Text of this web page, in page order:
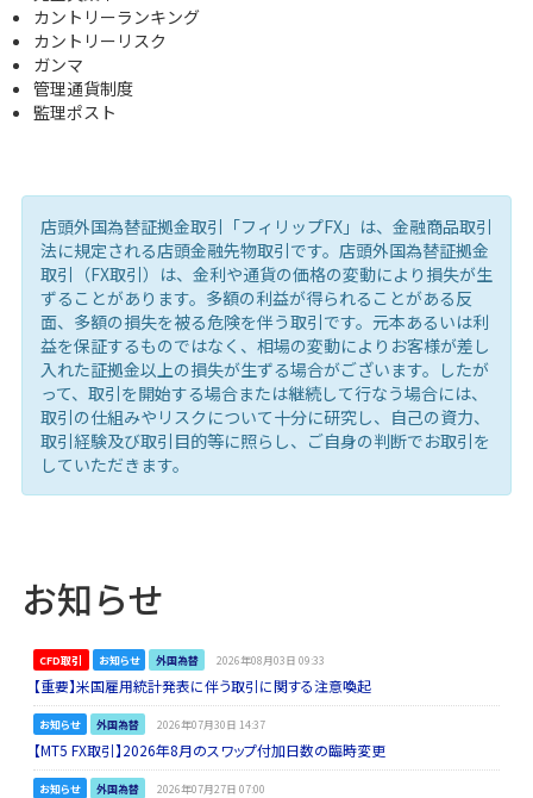
カントリーランキング
カントリーリスク
ガンマ
管理通貨制度
監理ポスト
店頭外国為替証拠金取引「フィリップFX」は、金融商品取引
法に規定される店頭金融先物取引です。店頭外国為替証拠金
取引（FX取引）は、金利や通貨の価格の変動により損失が生
ずることがあります。多額の利益が得られることがある反
面、多額の損失を被る危険を伴う取引です。元本あるいは利
益を保証するものではなく、相場の変動によりお客様が差し
入れた証拠金以上の損失が生ずる場合がございます。したが
って、取引を開始する場合または継続して行なう場合には、
取引の仕組みやリスクについて十分に研究し、自己の資力、
取引経験及び取引目的等に照らし、ご自身の判断でお取引を
していただきます。
お知らせ
CFD取引 お知らせ 外国為替 2026年08月03日 09:33
【重要】米国雇用統計発表に伴う取引に関する注意喚起
お知らせ 外国為替 2026年07月30日 14:37
【MT5 FX取引】2026年8月のスワップ付加日数の臨時変更
お知らせ 外国為替 2026年07月27日 07:00